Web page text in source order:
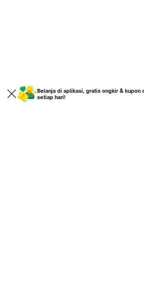
Belanja di aplikasi, gratis ongkir & kupon
setiap hari!